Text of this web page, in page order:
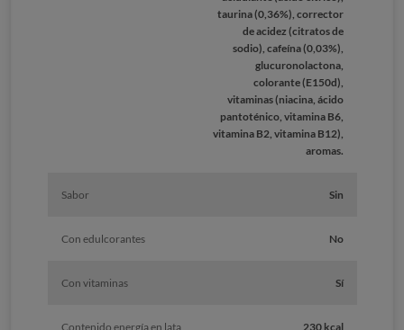
taurina (0,36%), corrector
de acidez (citratos de
sodio), cafeína (0,03%),
glucuronolactona,
colorante (E150d),
vitaminas (niacina, ácido
pantoténico, vitamina B6,
vitamina B2, vitamina B12),
aromas.
Sabor Sin
Con edulcorantes No
Con vitaminas Sí
Contenido energía en lata 230 kcal